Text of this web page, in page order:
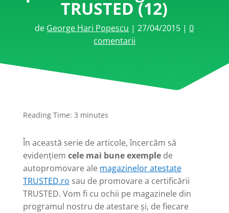
TRUSTED (12)
de George Hari Popescu |27/04/2015 |0
comentarii
Reading Time: 3 minutes
În această serie de articole, încercăm să
evidențiem cele mai bune exemplede
autopromovare ale magazinelor atestate
TRUSTED.ro sau de promovare a certificării
TRUSTED. Vom fi cu ochii pe magazinele din
programul nostru de atestare și, de fiecare